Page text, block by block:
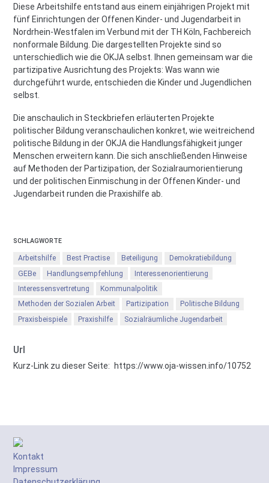
Diese Arbeitshilfe entstand aus einem einjährigen Projekt mit
fünf Einrichtungen der Offenen Kinder- und Jugendarbeit in
Nordrhein-Westfalen im Verbund mit der TH Köln, Fachbereich
nonformale Bildung. Die dargestellten Projekte sind so
unterschiedlich wie die OKJA selbst. Ihnen gemeinsam war die
partizipative Ausrichtung des Projekts: Was wann wie
durchgeführt wurde, entschieden die Kinder und Jugendlichen
selbst.
Die anschaulich in Steckbriefen erläuterten Projekte
politischer Bildung veranschaulichen konkret, wie weitreichend
politische Bildung in der OKJA die Handlungsfähigkeit junger
Menschen erweitern kann. Die sich anschließenden Hinweise
auf Methoden der Partizipation, der Sozialraumorientierung
und der politischen Einmischung in der Offenen Kinder- und
Jugendarbeit runden die Praxishilfe ab.
SCHLAGWORTE
Arbeitshilfe Best Practise Beteiligung
Demokratiebildung
GEBe
Handlungsempfehlung
Interessenorientierung
Interessensvertretung
Kommunalpolitik
Methoden der Sozialen Arbeit
Partizipation
Politische Bildung
Praxisbeispiele
Praxishilfe Sozialräumliche Jugendarbeit
Url
Kurz-Link zu dieser Seite: https://www.oja-wissen.info/10752
Kontakt
Impressum